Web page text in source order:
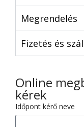
Megrendelés
Fizetés és
Online
kérek
Időpont kérő neve